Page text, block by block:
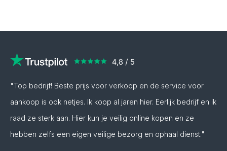
"Top bedrijf! Beste prijs voor verkoop en de service voor
aankoop is ook netjes. Ik koop al jaren hier. Eerlijk bedrijf en ik
raad ze sterk aan. Hier kun je veilig online kopen en ze
hebben zelfs een eigen veilige bezorg en ophaal dienst."